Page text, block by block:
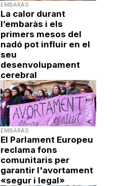
EMBARÀS
La calor durant
l’embaràs i els
primers mesos del
nadó pot influir en el
seu
desenvolupament
cerebral
EMBARÀS
El Parlament Europeu
reclama fons
comunitaris per
garantir l'avortament
«segur i legal»